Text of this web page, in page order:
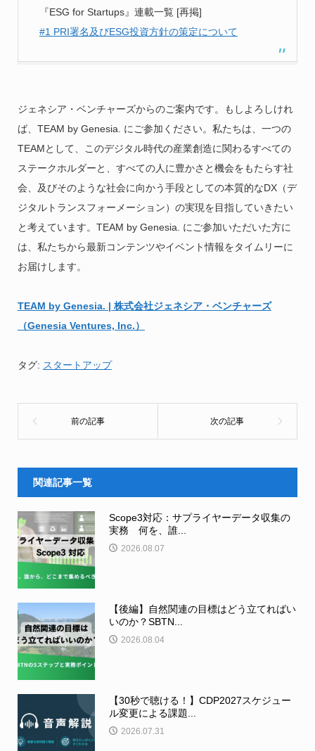
『ESG for Startups』連載一覧 [再掲]
#1 PRI署名及びESG投資方針の策定について
ジェネシア・ベンチャーズからのご案内です。もしよろしけれ
ば、TEAM by Genesia. にご参加ください。私たちは、一つの
TEAMとして、このデジタル時代の産業創造に関わるすべての
ステークホルダーと、すべての人に豊かさと機会をもたらす社
会、及びそのような社会に向かう手段としての本質的なDX（デ
ジタルトランスフォーメーション）の実現を目指していきたい
と考えています。TEAM by Genesia. にご参加いただいた方に
は、私たちから最新コンテンツやイベント情報をタイムリーに
お届けします。
TEAM by Genesia. | 株式会社ジェネシア・ベンチャーズ
（Genesia Ventures, Inc.）
タグ: スタートアップ
関連記事一覧
Scope3対応：サプライヤーデータ収集の
実務 何を、誰...
2026.08.07
【後編】自然関連の目標はどう立てればい
いのか？SBTN...
2026.08.04
【30秒で聴ける！】CDP2027スケジュー
ル変更による課題...
2026.07.31